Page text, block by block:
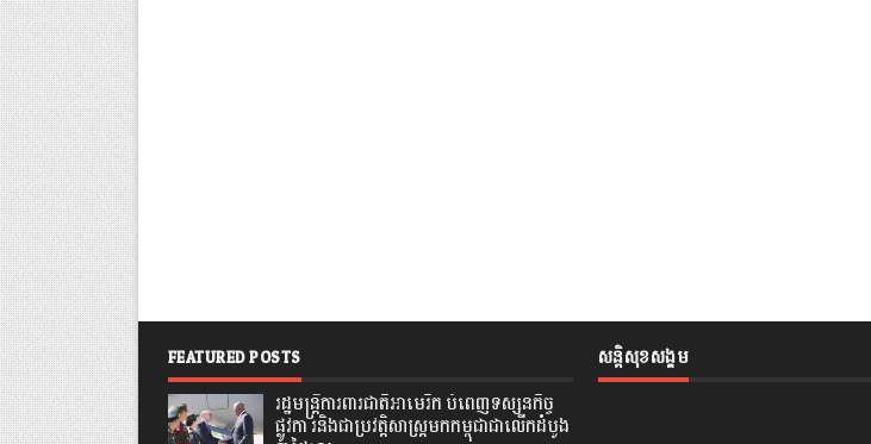
FEATURED POSTS
រដ្ឋមន្រ្តីការពារជាតិអាមេរិក បំពេញទស្សនកិច្ច
ផ្លូវកា រនិងជាប្រវត្តិសាស្រ្តមកកម្ពុជាជាលើកដំបូង
សន្តិសុខសង្គម